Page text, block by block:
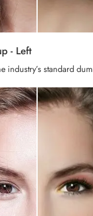
- Left
industry’s standard